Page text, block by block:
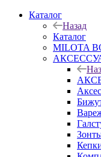
Каталог
Назад
Каталог
MILOTA